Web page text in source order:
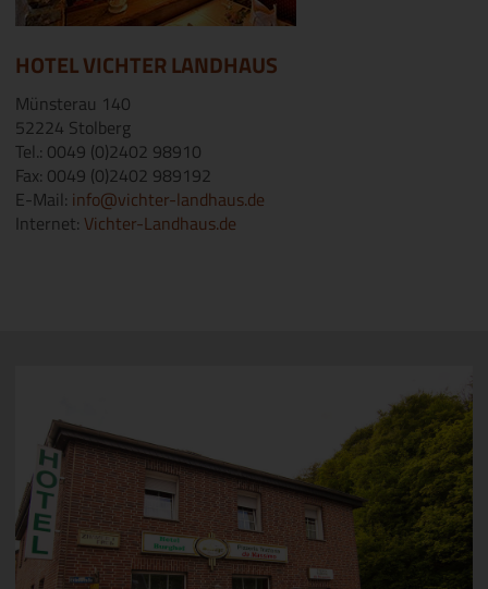
HOTEL VICHTER LANDHAUS
Münsterau 140
52224 Stolberg
Tel.: 0049 (0)2402 98910
Fax: 0049 (0)2402 989192
E-Mail: info@vichter-landhaus.de
Internet: Vichter-Landhaus.de